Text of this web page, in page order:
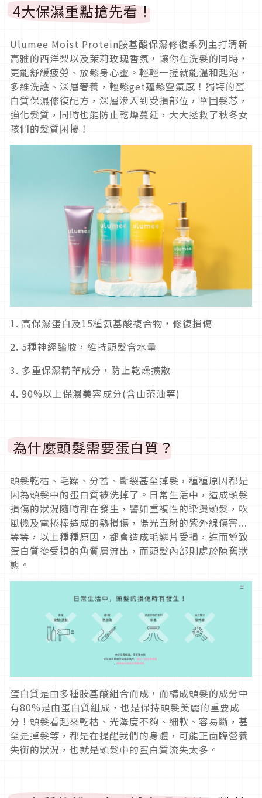
4大保濕重點搶先看！
Ulumee Moist Protein胺基酸保濕修復系列主打清新
高雅的西洋梨以及茉莉玫瑰香氛，讓你在洗髮的同時，
更能舒緩疲勞、放鬆身心靈。輕輕一搓就能溫和起泡，
多維洗護、深層奢養，輕鬆get蓬鬆空氣感！獨特的蛋
白質保濕修復配方，深層滲入到受損部位，鞏固髮芯，
強化髮質，同時也能防止乾燥蔓延，大大拯救了秋冬女
孩們的髮質困擾！
1. 高保濕蛋白及15種氨基酸複合物，修復損傷
2. 5種神經醯胺，維持頭髮含水量
3. 多重保濕精華成分，防止乾燥擴散
4. 90%以上保濕美容成分(含山茶油等)
為什麼頭髮需要蛋白質？
頭髮乾枯、毛躁、分岔、斷裂甚至掉髮，種種原因都是
因為頭髮中的蛋白質被洗掉了。日常生活中，造成頭髮
損傷的狀況隨時都在發生，譬如重複性的染燙頭髮，吹
風機及電捲棒造成的熱損傷，陽光直射的紫外線傷害...
等等，以上種種原因，都會造成毛鱗片受損，進而導致
蛋白質從受損的角質層流出，而頭髮內部則處於陳舊狀
態。
蛋白質是由多種胺基酸組合而成，而構成頭髮的成分中
有80%是由蛋白質組成，也是保持頭髮美麗的重要成
分！頭髮看起來乾枯、光澤度不夠、細軟、容易斷，甚
至是掉髮等，都是在提醒我們的身體，可能正面臨營養
失衡的狀況，也就是頭髮中的蛋白質流失太多。